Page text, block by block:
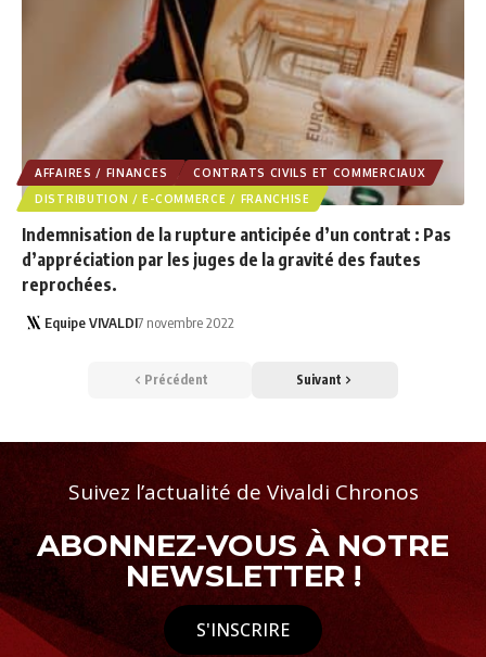
AFFAIRES / FINANCES
CONTRATS CIVILS ET COMMERCIAUX
DISTRIBUTION / E-COMMERCE / FRANCHISE
Indemnisation de la rupture anticipée d’un contrat : Pas
d’appréciation par les juges de la gravité des fautes
reprochées.
Equipe VIVALDI7 novembre 2022
Précédent Suivant
Suivez l’actualité de Vivaldi Chronos
ABONNEZ-VOUS À NOTRE
NEWSLETTER !
S'INSCRIRE